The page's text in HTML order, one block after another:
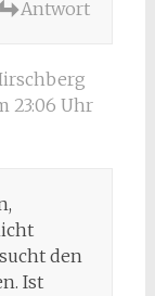
Antwort
23:06 Uhr
den
Ist